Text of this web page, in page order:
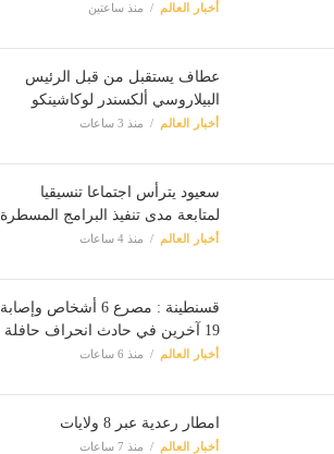
أخبار العالم منذ ساعتين
عطاف يستقبل من قبل الرئيس
البيلاروسي ألكسندر لوكاشينكو
أخبار العالم منذ 3 ساعات
سعيود يترأس اجتماعا تنسيقيا
لمتابعة مدى تنفيذ البرامج المسطرة
أخبار العالم منذ 4 ساعات
قسنطينة : مصرع 6 أشخاص وإصابة
19 آخرين في حادث انحراف حافلة
أخبار العالم منذ 6 ساعات
امطار رعدية عبر 8 ولايات
أخبار العالم منذ 7 ساعات